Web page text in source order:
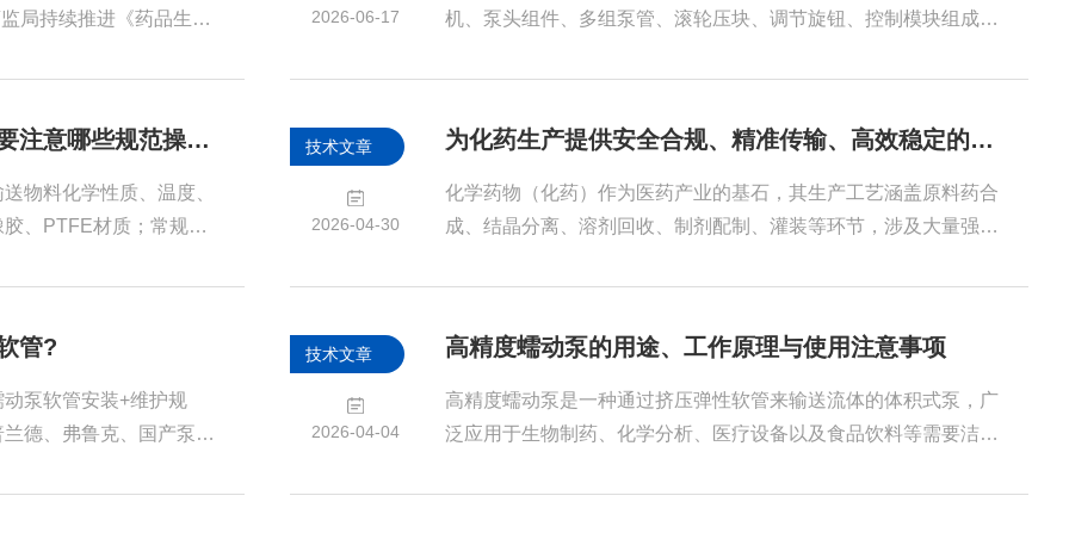
向推送，形成定向流
软管，均已被纳入与药包材同等严格的管理范畴。新版附...
局持续推进《药品生产
时，国际行业组织ISPE
造提供了新的实施参
了哪些条款？需要补充
然重要，...
2026-06-17
机、泵头组件、多组泵管、滚轮压块、调节旋钮、控制模块组成；
道可单独控流/启停，共用电机或分驱电机。驱动单元：提供转速、
多路软管，通道数量决定同步输送路数；蠕动泵管（耗材核心）：
硅胶、氟橡胶、Tygon等，管径直接决定流量；调节机构：压管松
紧调节螺丝，控制软管压缩量，影响流量精度与寿命；管路配套：
化工蠕动泵软管在使用过程中需要注意哪些规范操作?
物料化学性质、温度、
、PTFE材质；常规水
围，超温会加速老化、
管弯曲半径不得小于产
流量不稳、局部快速磨
扭转、无挤压错位，两
技术文章
2026-04-30
为化药生产提供安全合规、精准传输、高效稳定的流体过程管理方案
化学药物（化药）作为医药产业的基石，其生产工艺涵盖原料药合
成、结晶分离、溶剂回收、制剂配制、灌装等环节，涉及大量强酸
量一致性评价要求，普瑞流体如何以安全合规、精准输送、高效稳
生产工艺因类型不同而异，本图涵盖从原料药合成到制剂成品的典
型流程应用场景反应物滴加、溶剂输送、结晶母液转移、酸碱调节
等。流体挑战◾泵体与管路不耐腐蚀，导致泄漏、污染，甚至引发
管?
泵软管安装+维护规
德、弗鲁克、国产泵头
压块尺寸一致材质适配介
技术文章
2026-04-04
高精度蠕动泵的用途、工作原理与使用注意事项
高精度蠕动泵是一种通过挤压弹性软管来输送流体的体积式泵，广
泛应用于生物制药、化学分析、医疗设备以及食品饮料等需要洁
泵的流体仅与软管内壁接触，避免了泵体金属部件对样品的污染。